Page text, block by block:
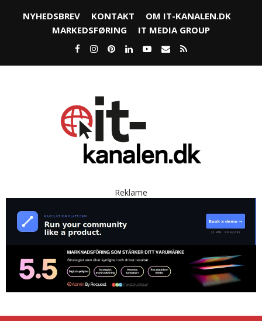
NYHEDSBREV KONTAKT
OM IT-KANALEN.DK
MARKEDSFØRING
IT MEDIA GROUP
Reklame